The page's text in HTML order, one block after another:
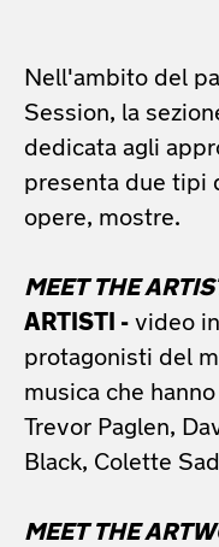
Nell'ambito del
Session, la
dedicata agli
presenta due tipi
opere, mostre.
MEET THE
ARTISTI - video
protagonisti del
musica che
Trevor Paglen,
Black, Colette
MEET THE